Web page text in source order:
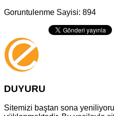
Goruntulenme Sayisi: 894
DUYURU
Sitemizi baştan sona